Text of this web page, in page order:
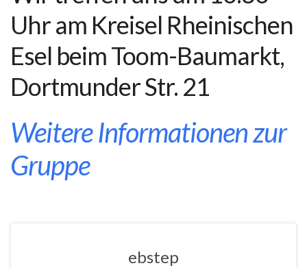
Uhr am Kreisel Rheinischen
Esel beim Toom-Baumarkt,
Dortmunder Str. 21
Weitere Informationen zur
Gruppe
ebstep